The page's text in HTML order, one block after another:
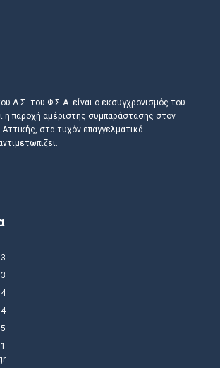
Δ.Σ. του Φ.Σ.Α. είναι ο εκσυγχρονισμός του
η παροχή αμέριστης συμπαράστασης στον
στα τυχόν επαγγελματικά